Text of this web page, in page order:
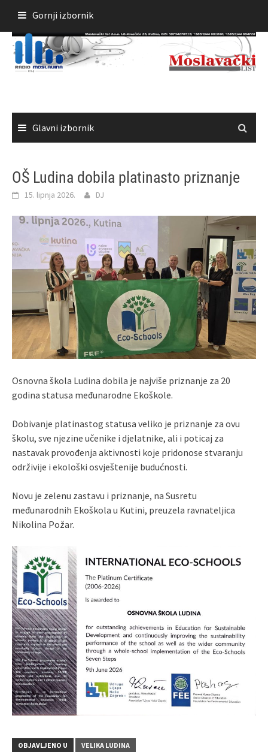
sadržaja
Gornji izbornik
Glavni izbornik
OŠ Ludina dobila platinasto priznanje
15. lipnja 2026. DJ
Osnovna škola Ludina dobila je najviše priznanje za 20
godina statusa međunarodne Ekoškole.
Dobivanje platinastog statusa veliko je priznanje za ovu
školu, sve njezine učenike i djelatnike, ali i poticaj za
nastavak provođenja aktivnosti koje pridonose stvaranju
održivije i ekološki osvještenije budućnosti.
Novu je zelenu zastavu i priznanje, na Susretu
međunarodnih Ekoškola u Kutini, preuzela ravnateljica
Nikolina Požar.
OBJAVLJENO U VELIKA LUDINA